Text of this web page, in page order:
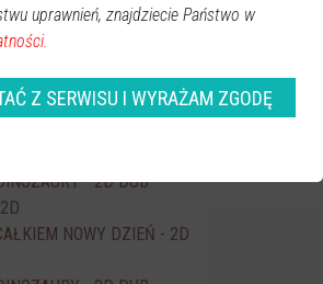
3 4 5 6
- 2D DUB
NOWY DZIEŃ - 2D
uprawnień, znajdziecie Państwo w
Z SERWISU I WYRAŻAM ZGODĘ